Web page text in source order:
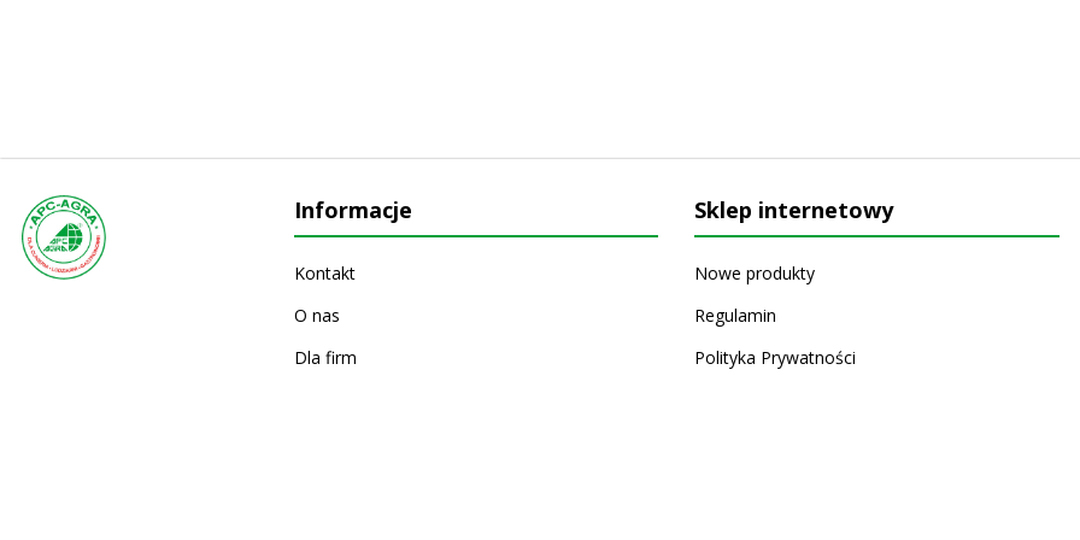
Informacje
Kontakt
O nas
Dla firm
Sklep internetowy
Nowe produkty
Regulamin
Polityka Prywatności